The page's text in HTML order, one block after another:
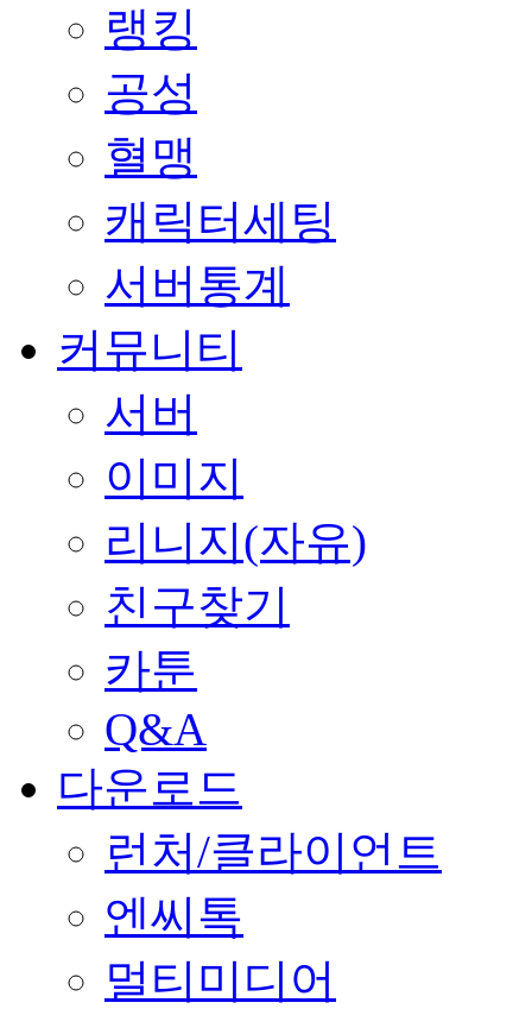
랭킹
공성
혈맹
캐릭터세팅
서버통계
커뮤니티
서버
이미지
리니지(자유)
친구찾기
카툰
Q&A
다운로드
런처/클라이언트
엔씨톡
멀티미디어